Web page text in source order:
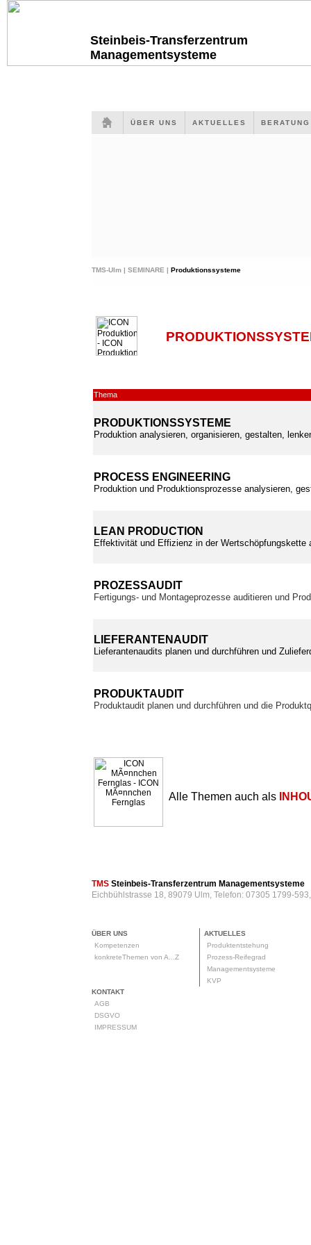
Steinbeis-Transferzentrum
Managementsysteme
ÜBER UNS AKTUELLES
TMS-Ulm | SEMINARE | Produktionssysteme
Thema
PRODUKTIONSSYSTEME
Produktion analysieren, organisieren, gestalten,
PROCESS ENGINEERING
Produktion und Produktionsprozesse analysieren,
LEAN PRODUCTION
Effektivität und Effizienz in der Wertschöpfungskette
PROZESSAUDIT
Fertigungs- und Montageprozesse auditieren und
LIEFERANTENAUDIT
Lieferantenaudits planen und durchführen und
PRODUKTAUDIT
Produktaudit planen und durchführen und die
Alle Themen auch als
TMS Steinbeis-Transferzentrum Managementsysteme
Eichbühlstrasse 18, 89079 Ulm, Telefon: 07305 1799-
ÜBER UNS
Kompetenzen
konkreteThemen von A...Z
AKTUELLES
Produktentstehung
Prozess-Reifegrad
Managementsysteme
KVP
KONTAKT
AGB
DSGVO
IMPRESSUM